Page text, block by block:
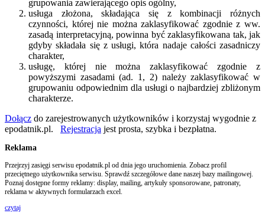
grupowania zawierającego opis ogólny,
usługa złożona, składająca się z kombinacji różnych
czynności, której nie można zaklasyfikować zgodnie z ww.
zasadą interpretacyjną, powinna być zaklasyfikowana tak, jak
gdyby składała się z usługi, która nadaje całości zasadniczy
charakter,
usługę, której nie można zaklasyfikować zgodnie z
powyższymi zasadami (ad. 1, 2) należy zaklasyfikować w
grupowaniu odpowiednim dla usługi o najbardziej zbliżonym
charakterze.
Dołącz do zarejestrowanych użytkowników i korzystaj wygodnie z
epodatnik.pl. Rejestracja jest prosta, szybka i bezpłatna.
Reklama
Przejrzyj zasięgi serwisu epodatnik.pl od dnia jego uruchomienia. Zobacz profil
przeciętnego użytkownika serwisu. Sprawdź szczegółowe dane naszej bazy mailingowej.
Poznaj dostępne formy reklamy: display, mailing, artykuły sponsorowane, patronaty,
reklama w aktywnych formularzach excel.
czytaj